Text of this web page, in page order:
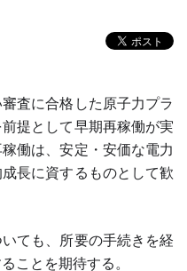
査に合格した原子力プラ
提として早期再稼働が実
働は、安定・安価な電力
長に資するものとして歓
ても、所要の手続きを経
ことを期待する。